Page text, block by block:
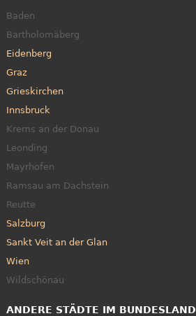
Baden
Bartholomäberg
Eidenberg
Graz
Grieskirchen
Innsbruck
Krems an der Donau
Leonding
Mayrhofen
Ramsau am Dachstein
Reutte
Salzburg
Sankt Veit an der Glan
Wien
Wildschönau
ANDERE STÄDTE IM BUNDESLAND